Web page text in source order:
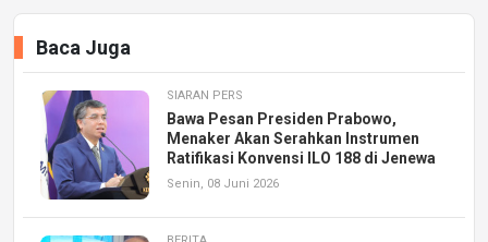
Baca Juga
SIARAN PERS
Bawa Pesan Presiden Prabowo,
Menaker Akan Serahkan Instrumen
Ratifikasi Konvensi ILO 188 di Jenewa
Senin, 08 Juni 2026